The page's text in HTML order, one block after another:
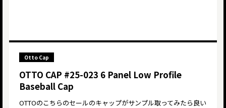
Otto Cap
OTTO CAP #25-023 6 Panel Low Profile
Baseball Cap
OTTOのこちらのセールのキャップがサンプル取ってみたら良い